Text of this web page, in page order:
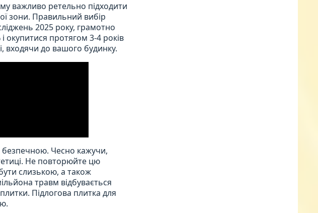
важливо ретельно підходити
зони. Правильний вибір
2025 року, грамотно
окупитися протягом 3-4 років
входячи до вашого будинку.
безпечною. Чесно кажучи,
Не повторюйте цю
слизькою, а також
травм відбувається
Підлогова плитка для